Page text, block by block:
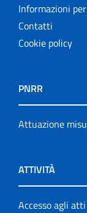
Informazioni
Contatti
Cookie policy
PNRR
Attuazione
ATTIVITÀ
Accesso agli atti